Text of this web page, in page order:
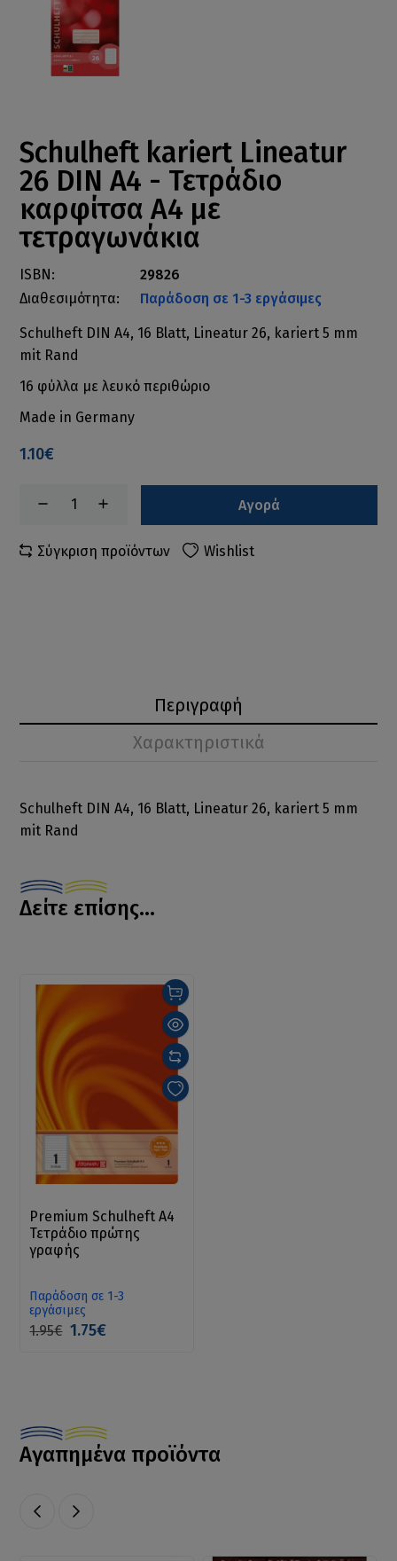
Schulheft kariert Lineatur
26 DIN A4 - Τετράδιο
καρφίτσα Α4 με
τετραγωνάκια
ISBN:
29826
Διαθεσιμότητα:
Παράδοση σε 1-3 εργάσιμες
Schulheft DIN A4, 16 Blatt, Lineatur 26, kariert 5 mm
mit Rand
16 φύλλα με λευκό περιθώριο
Made in Germany
1.10€
Αγορά
Σύγκριση προϊόντων Wishlist
Περιγραφή
Χαρακτηριστικά
Schulheft DIN A4, 16 Blatt, Lineatur 26, kariert 5 mm
mit Rand
Δείτε επίσης...
Premium Schulheft A4
Τετράδιο πρώτης
γραφής
Παράδοση σε 1-3
εργάσιμες
1.95€ 1.75€
Αγαπημένα προϊόντα